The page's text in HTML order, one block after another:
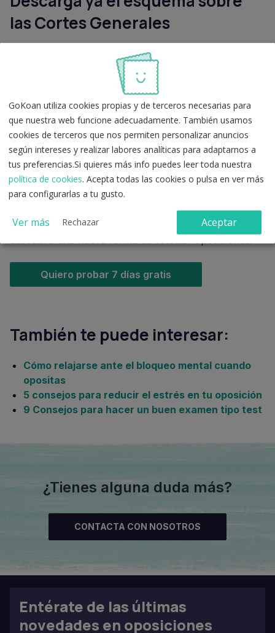
las Cortes Generales
Descarga ya el esquema para oposiciones de las
Cortes Generales en PDF y podrás utilizarlo siempre
que quieras, en papel o en tu móvil, tablet o PC.
Descargar esquema
¿Te ha resultado útil este recurso? Descubremuchos
más esquemas gratuitos para tu oposición en
nuestra web.
Método GoKoan,no esperes
más. Pruébalo sin compromiso durante 7 días y
descubre una nueva forma de estudiar oposiciones.
Quiero probar 7 días gratis
También te puede interesar:
Cómo relajarse ante el bloqueo mental cuando
opositas
5 consejos para reducir el estrés en tu oposición
9 Consejos para hacer un buen examen tipo test
¿Tienes alguna duda más?
CONTACTA CON NOSOTROS
Entérate de las últimas
novedades en oposiciones
GoKoan utiliza cookies propias y de terceros necesarias para
que nuestra web funcione adecuadamente. También usamos
cookies de terceros que nos permiten personalizar anuncios
según intereses y realizar labores analíticas para adaptarnos a
tus preferencias.Si quieres más info puedes leer toda nuestra
política de cookies. Acepta todas las cookies o pulsa en ver más
para configurarlas a tu gusto.
Ver más Rechazar Aceptar